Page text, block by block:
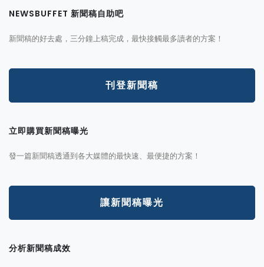
NEWSBUFFET 新聞稿自助吧
新聞稿的好去處，三分鐘上稿完成，最快接觸最多讀者的方案！
刊登新聞稿
立即購買新聞稿曝光
發一篇新聞稿透通到各大媒體的最快速、最便捷的方案！
讓新聞稿曝光
分析新聞稿成效